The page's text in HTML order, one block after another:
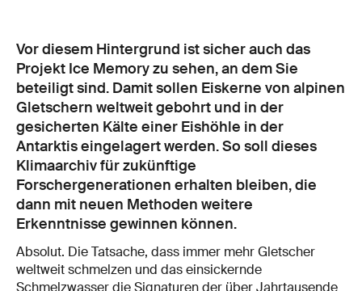
Vor diesem Hintergrund ist sicher auch das
Projekt Ice Memory zu sehen, an dem Sie
beteiligt sind. Damit sollen Eiskerne von alpinen
Gletschern weltweit gebohrt und in der
gesicherten Kälte einer Eishöhle in der
Antarktis eingelagert werden. So soll dieses
Klimaarchiv für zukünftige
Forschergenerationen erhalten bleiben, die
dann mit neuen Methoden weitere
Erkenntnisse gewinnen können.
Absolut. Die Tatsache, dass immer mehr Gletscher
weltweit schmelzen und das einsickernde
Schmelzwasser die Signaturen der über Jahrtausende